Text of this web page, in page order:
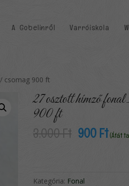
A Gobelinről Varróiskola
csomag 900 ft
27 osztott hímző
900 ft
3,000Ft Original
900 Ft
price
(Áfát
Kategória: Fonal